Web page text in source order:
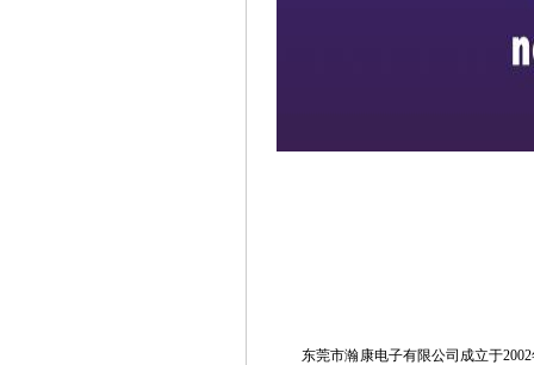
东莞市瀚康电子有限公司 成立于